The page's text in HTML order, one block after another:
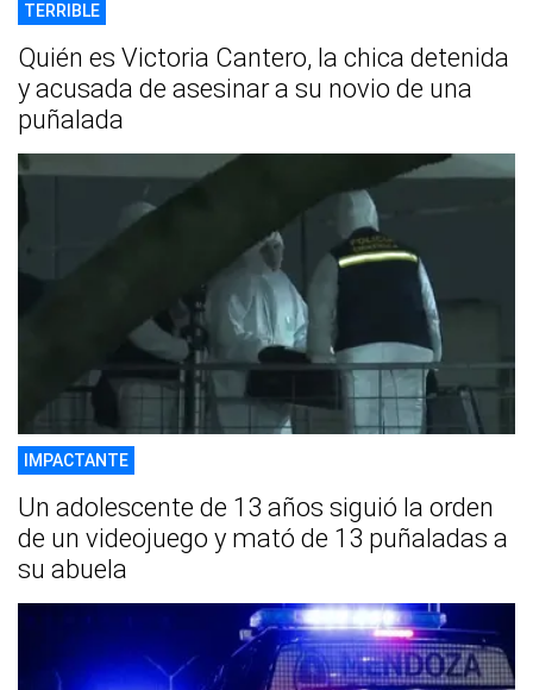
TERRIBLE
Quién es Victoria Cantero, la chica detenida
y acusada de asesinar a su novio de una
puñalada
IMPACTANTE
Un adolescente de 13 años siguió la orden
de un videojuego y mató de 13 puñaladas a
su abuela